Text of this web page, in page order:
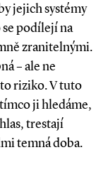
jejich systémy
podílejí na
zranitelnými.
– ale ne
riziko. V tuto
ji hledáme,
trestají
temná doba.